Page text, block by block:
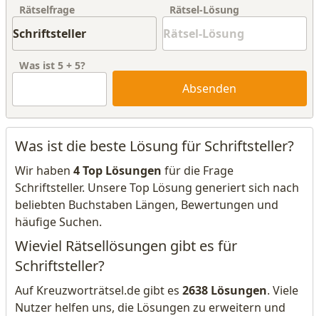
Rätselfrage Rätsel-Lösung
Was ist 5 + 5?
Absenden
Was ist die beste Lösung für Schriftsteller?
Wir haben 4 Top Lösungen für die Frage
Schriftsteller. Unsere Top Lösung generiert sich nach
beliebten Buchstaben Längen, Bewertungen und
häufige Suchen.
Wieviel Rätsellösungen gibt es für
Schriftsteller?
Auf Kreuzworträtsel.de gibt es 2638 Lösungen. Viele
Nutzer helfen uns, die Lösungen zu erweitern und